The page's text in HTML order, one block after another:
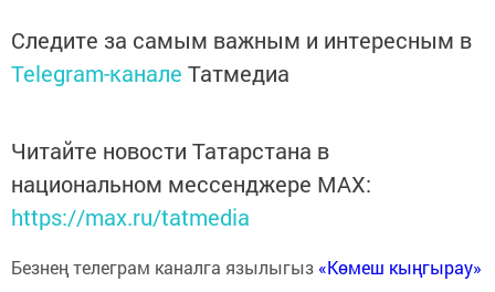
Следите за самым важным и интересным в
Telegram-канале Татмедиа
Читайте новости Татарстана в
национальном мессенджере MАХ:
https://max.ru/tatmedia
Безнең телеграм каналга язылыгыз «Көмеш кыңгырау»